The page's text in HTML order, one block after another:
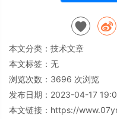
本文分类： 技术文章
本文标签：无
浏览次数： 3696 次浏览
发布日期：2023-04-17
本文链接： https://